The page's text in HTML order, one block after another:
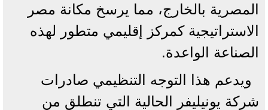
المصرية بالخارج، مما يرسخ مكانة مصر
الاستراتيجية كمركز إقليمي متطور لهذه
الصناعة الواعدة.
ويدعم هذا التوجه التنظيمي صادرات
شركة يونيليفر الحالية التي تنطلق من